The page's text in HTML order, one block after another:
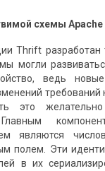
схемы Apache
Thrift
могли
ведь
требований
это
являются
полем. Эти
в их